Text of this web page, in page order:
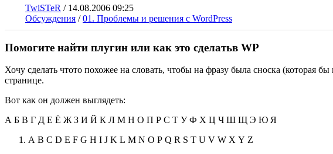
TwiSTeR / 14.08.2006 09:25
Обсуждения /01. Проблемы и решения с WordPress
Помогите найти плугин или как это сделатьв WP
Хочу сделать чтото похожее на словать, чтобы на фразу была сноска (которая
странице.
Вот как он должен выглядеть:
А Б В Г Д Е Ё Ж З И Й К Л М Н О П Р С Т У Ф Х Ц Ч Ш Щ Э Ю Я
A B C D E F G H I J K L M N O P Q R S T U V W X Y Z